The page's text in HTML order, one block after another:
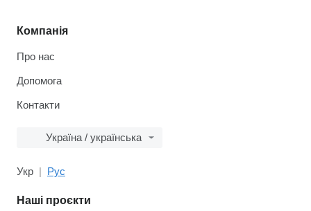
Компанія
Про нас
Допомога
Контакти
Україна / українська
Укр Рус
Наші проєкти